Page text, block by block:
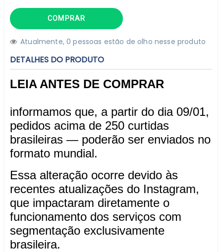
COMPRAR
Atualmente,8 9pessoas estão de olho nesse produto
DETALHES DO PRODUTO
LEIA ANTES DE COMPRAR
informamos que, a partir do dia 09/01,
pedidos acima de 250 curtidas
brasileiras — poderão ser enviados no
formato mundial.
Essa alteração ocorre devido às
recentes atualizações do Instagram,
que impactaram diretamente o
funcionamento dos serviços com
segmentação exclusivamente
brasileira.